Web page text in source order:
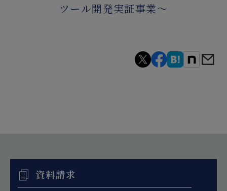
ツール開発実証事業～
資料請求